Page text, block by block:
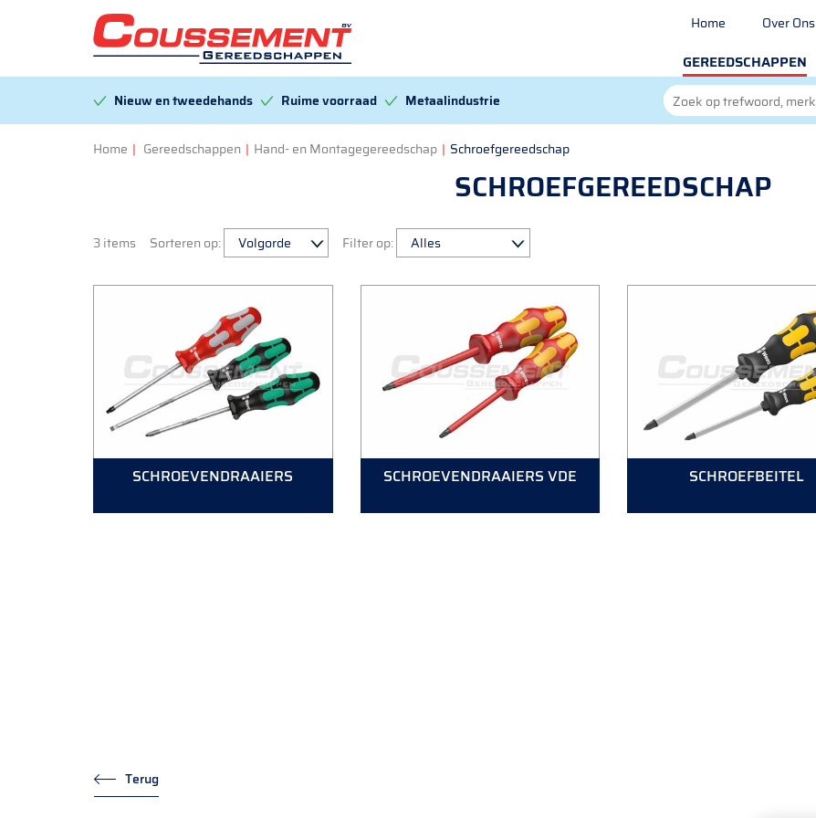
Home Over Ons
GEREEDSCHAPPEN
Nieuw en tweedehands Ruime voorraad Metaalindustrie
Home | Gereedschappen | Hand- en Montagegereedschap | Schroefgereedschap
SCHROEFGEREEDSCHAP
3 items Sorteren op: Filter op:
SCHROEVENDRAAIERS SCHROEVENDRAAIERS VDE SCHROEFBEITEL
Terug